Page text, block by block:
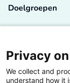
Doelgroepen
Lectoren en
Bedrijven
Privacy
We collect and
understand how it